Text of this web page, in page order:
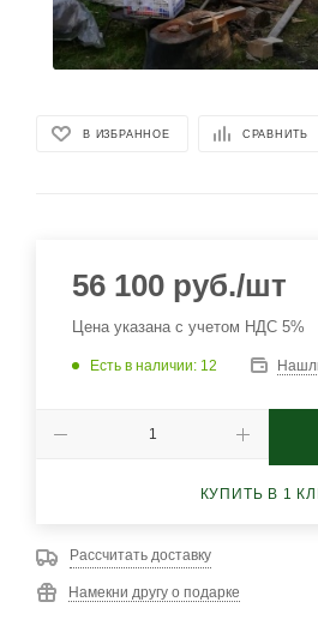
В ИЗБРАННОЕ СРАВНИТЬ
56 100 руб./шт
Цена указана с учетом НДС 5%
Есть в наличии: 12
КУПИТЬ В 1
Рассчитать доставку
Намекни другу о подарке